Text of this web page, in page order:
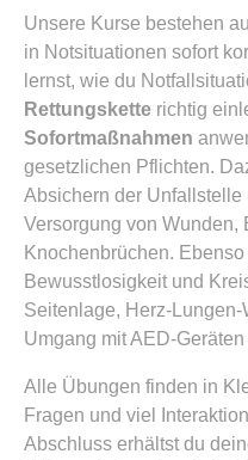
Unsere Kurse bestehen
in Notsituationen sofort
lernst, wie du
Rettungskette richtig
Sofortmaßnahmen
gesetzlichen Pflichten.
Absichern der Unfallstelle
Versorgung von Wunden,
Knochenbrüchen.
Bewusstlosigkeit und
Seitenlage, Herz-
Umgang mit AED-
Alle Übungen finden in
Fragen und viel
Abschluss erhältst du